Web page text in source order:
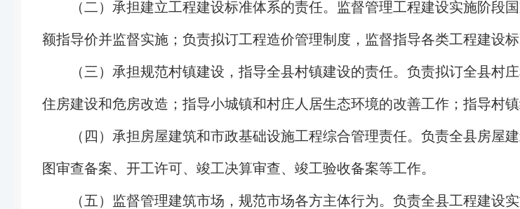
（二）承担建立工程建设标准体系的责任。监督管理工程建设实施阶
额指导价并监督实施；负责拟订工程造价管理制度，监督指导各类工程建设标
（三）承担规范村镇建设，指导全县村镇建设的责任。负责拟订全县
住房建设和危房改造；指导小城镇和村庄人居生态环境的改善工作；指导村
（四）承担房屋建筑和市政基础设施工程综合管理责任。负责全县房
图审查备案、开工许可、竣工决算审查、竣工验收备案等工作。
（五）监督管理建筑市场，规范市场各方主体行为。负责全县工程建